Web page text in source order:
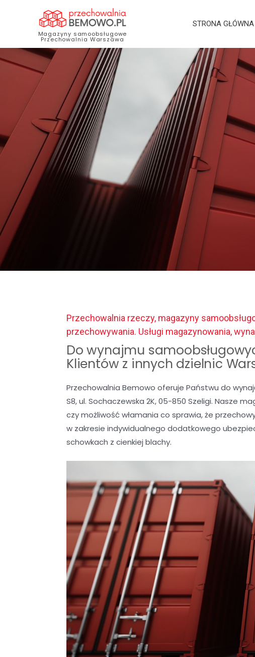
Magazyny samoobsługowe
Przechowalnia Warszawa
STRONA GŁÓWNA
Przechowalnia rzeczy, magazyny
przechowywania. Usługi magazynowania,
Do wynajmu
Klientów z innych dzielnic
Przechowalnia Bemowo oferuje Państwu do
S8, ul. Sochaczewska 2K, 05-850 Szeligi. Nasze
czy możliwość włamania co sprawia, że
w zakresie indywidualnego dodatkowego
schowkach z cienkiej blachy.